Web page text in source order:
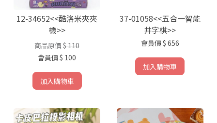
12-34652<<酷洛米夾夾
機>>
商品原價 $ 110
會員價 $ 100
加入購物車
37-01058<<五合一智能
井字棋>>
會員價 $ 656
加入購物車